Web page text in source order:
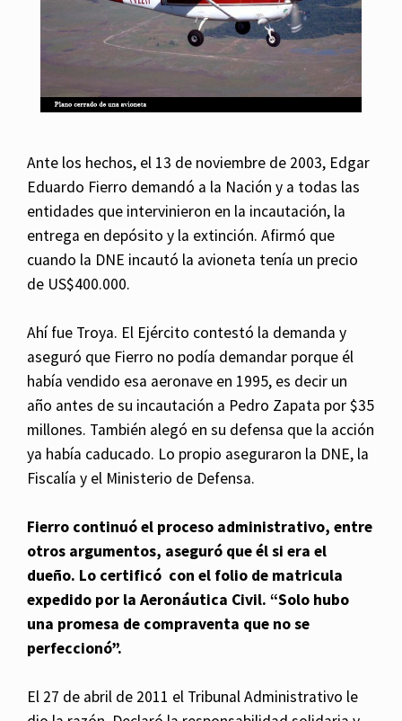
Ante los hechos, el 13 de noviembre de 2003, Edgar
Eduardo Fierro demandó a la Nación y a todas las
entidades que intervinieron en la incautación, la
entrega en depósito y la extinción. Afirmó que
cuando la DNE incautó la avioneta tenía un precio
de US$400.000.
Ahí fue Troya. El Ejército contestó la demanda y
aseguró que Fierro no podía demandar porque él
había vendido esa aeronave en 1995, es decir un
año antes de su incautación a Pedro Zapata por $35
millones. También alegó en su defensa que la acción
ya había caducado. Lo propio aseguraron la DNE, la
Fiscalía y el Ministerio de Defensa.
Fierro continuó el proceso administrativo, entre
otros argumentos, aseguró que él si era el
dueño. Lo certificó con el folio de matricula
expedido por la Aeronáutica Civil. “Solo hubo
una promesa de compraventa que no se
perfeccionó”.
El 27 de abril de 2011 el Tribunal Administrativo le